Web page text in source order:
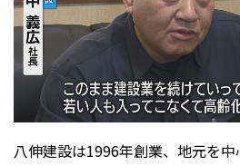
八伸建設は1996年創業、地元を